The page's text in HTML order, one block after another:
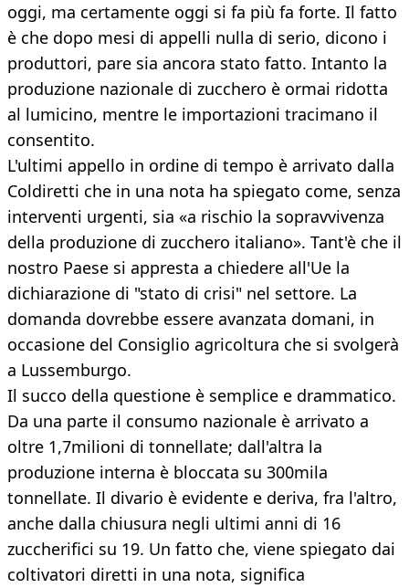
oggi, ma certamente oggi si fa più fa forte. Il fatto
è che dopo mesi di appelli nulla di serio, dicono i
produttori, pare sia ancora stato fatto. Intanto la
produzione nazionale di zucchero è ormai ridotta
al lumicino, mentre le importazioni tracimano il
consentito.
L'ultimi appello in ordine di tempo è arrivato dalla
Coldiretti che in una nota ha spiegato come, senza
interventi urgenti, sia «a rischio la sopravvivenza
della produzione di zucchero italiano». Tant'è che il
nostro Paese si appresta a chiedere all'Ue la
dichiarazione di "stato di crisi" nel settore. La
domanda dovrebbe essere avanzata domani, in
occasione del Consiglio agricoltura che si svolgerà
a Lussemburgo.
Il succo della questione è semplice e drammatico.
Da una parte il consumo nazionale è arrivato a
oltre 1,7milioni di tonnellate; dall'altra la
produzione interna è bloccata su 300mila
tonnellate. Il divario è evidente e deriva, fra l'altro,
anche dalla chiusura negli ultimi anni di 16
zuccherifici su 19. Un fatto che, viene spiegato dai
coltivatori diretti in una nota, significa